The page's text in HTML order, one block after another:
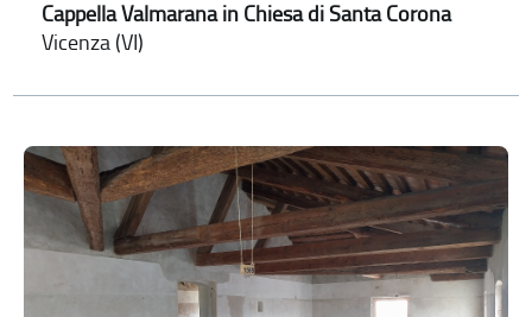
Cappella Valmarana in Chiesa di Santa Corona
Vicenza (VI)